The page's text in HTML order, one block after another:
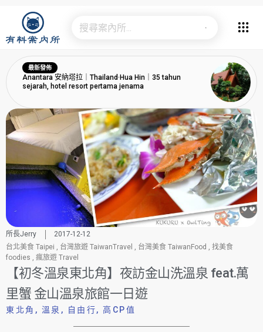
最新發佈
Anantara 安納塔拉｜Thailand·Hua Hin｜35 tahun
sejarah, hotel resort pertama jenama
所長Jerry
2017-12-12
台北美食 Taipei , 台灣旅遊 TaiwanTravel , 台灣美食 TaiwanFood , 找美食
foodies , 瘋旅遊 Travel
【初冬溫泉東北角】夜訪金山洗溫泉 feat.萬
里蟹 金山溫泉旅館一日遊
東北角 , 溫泉 , 自由行, 高CP值